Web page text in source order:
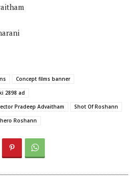
Concept films banner
2898 ad
Pradeep Advaitham
Shot Of Roshann
Roshann